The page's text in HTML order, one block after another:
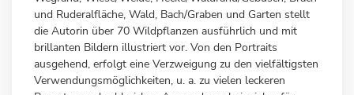
und Ruderalfläche, Wald, Bach/Graben und Garten stellt
die Autorin über 70 Wildpflanzen ausführlich und mit
brillanten Bildern illustriert vor. Von den Portraits
ausgehend, erfolgt eine Verzweigung zu den vielfältigsten
Verwendungsmöglichkeiten, u. a. zu vielen leckeren